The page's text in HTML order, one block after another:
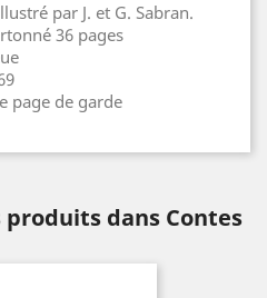
par J. et G. Sabran.
36 pages
page de garde
dans Contes